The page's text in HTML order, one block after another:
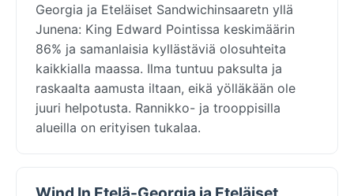
Georgia ja Eteläiset Sandwichinsaaretn yllä
Junena: King Edward Pointissa keskimäärin
86% ja samanlaisia kyllästäviä olosuhteita
kaikkialla maassa. Ilma tuntuu paksulta ja
raskaalta aamusta iltaan, eikä yölläkään ole
juuri helpotusta. Rannikko- ja trooppisilla
alueilla on erityisen tukalaa.